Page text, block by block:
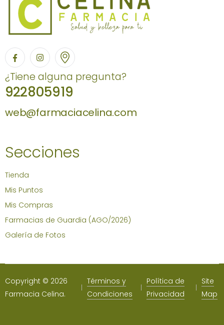
¿Tiene alguna pregunta?
922805919
web@farmaciacelina.com
Secciones
Tienda
Mis Puntos
Mis Compras
Farmacias de Guardia (AGO/2026)
Galería de Fotos
Copyright © 2026
Farmacia Celina.
Términos y
Condiciones
Política de
Privacidad
Site
Map